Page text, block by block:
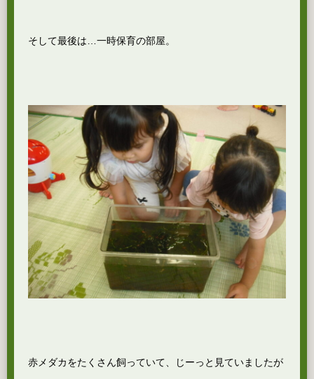
そして最後は…一時保育の部屋。
赤メダカをたくさん飼っていて、じーっと見ていましたが